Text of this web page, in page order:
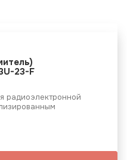
23-F
радиоэлектронной